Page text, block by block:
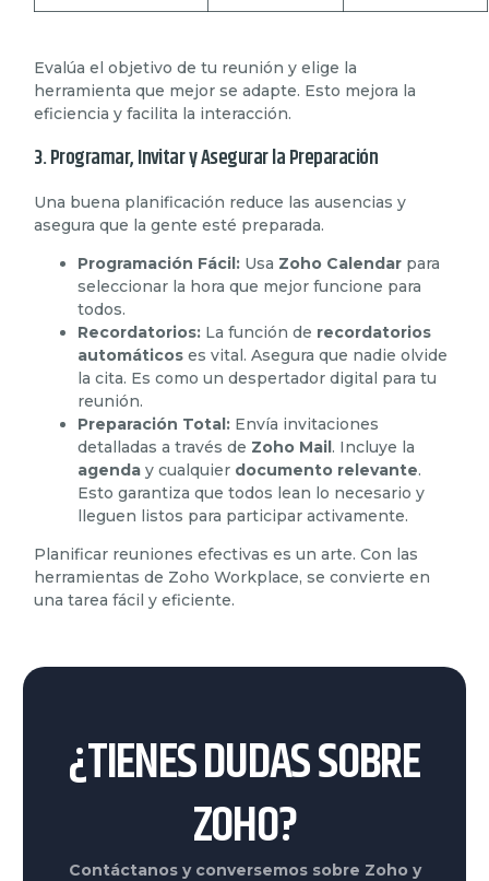
Evalúa el objetivo de tu reunión y elige la
herramienta que mejor se adapte. Esto mejora la
eficiencia y facilita la interacción.
3. Programar, Invitar y Asegurar la Preparación
Una buena planificación reduce las ausencias y
asegura que la gente esté preparada.
Programación Fácil: Usa Zoho Calendar para
seleccionar la hora que mejor funcione para
todos.
Recordatorios: La función de recordatorios
automáticos es vital. Asegura que nadie olvide
la cita. Es como un despertador digital para tu
reunión.
Preparación Total: Envía invitaciones
detalladas a través de Zoho Mail. Incluye la
agenda y cualquier documento relevante.
Esto garantiza que todos lean lo necesario y
lleguen listos para participar activamente.
Planificar reuniones efectivas es un arte. Con las
herramientas de Zoho Workplace, se convierte en
una tarea fácil y eficiente.
¿TIENES DUDAS SOBRE
ZOHO?
Contáctanos y conversemos sobre Zoho y